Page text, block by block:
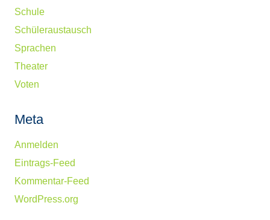
Schule
Schüleraustausch
Sprachen
Theater
Voten
Meta
Anmelden
Eintrags-Feed
Kommentar-Feed
WordPress.org